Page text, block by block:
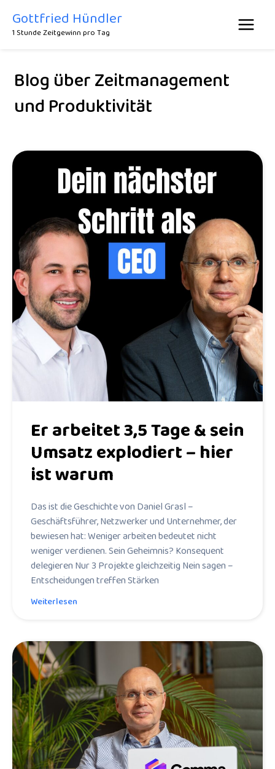
InhaltGottfried Hündler
1 Stunde Zeitgewinn pro Tag
Blog über Zeitmanagement
und Produktivität
Er arbeitet 3,5 Tage & sein
Umsatz explodiert – hier
ist warum
Das ist die Geschichte von Daniel Grasl –
Geschäftsführer, Netzwerker und Unternehmer, der
bewiesen hat: Weniger arbeiten bedeutet nicht
weniger verdienen. Sein Geheimnis? Konsequent
delegieren Nur 3 Projekte gleichzeitig Nein sagen –
Entscheidungen treffen Stärken
Weiterlesen